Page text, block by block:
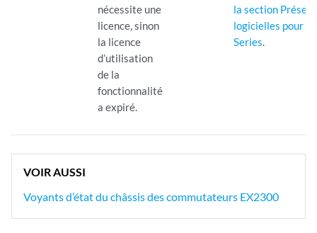
nécessite une
licence, sinon
la licence
d’utilisation
de la
fonctionnalité
a expiré.
la section
logicielles pour
Series
VOIR AUSSI
Voyants d’état du châssis des commutateurs EX2300